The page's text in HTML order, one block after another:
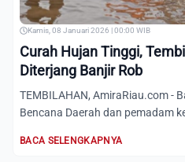
Kamis, 08 Januari 2026 | 00:00 WIB
Curah Hujan Tinggi,
Diterjang Banjir Rob
TEMBILAHAN, AmiraRiau.com -
Bencana Daerah dan pemadam
BACA SELENGKAPNYA